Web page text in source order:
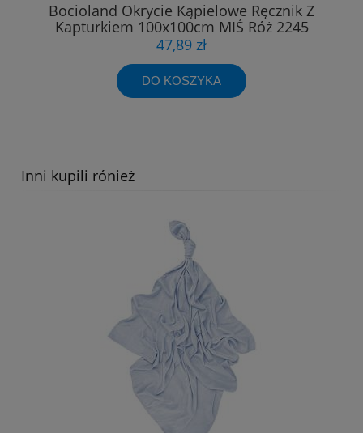
Bocioland Okrycie Kąpielowe Ręcznik Z
Kapturkiem 100x100cm MIŚ Róż 2245
47,89 zł
DO KOSZYKA
Bocioland Okrycie Kąpielowe Ręcznik Z
Kapturkiem 80x80cm MIŚ GREY 0212
34,76 zł
Inni kupili rónież